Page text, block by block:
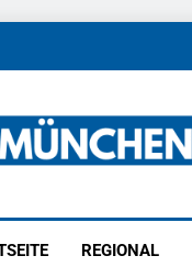
REGIONAL